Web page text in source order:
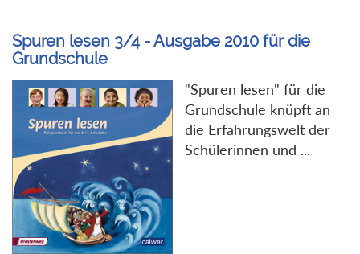
Spuren lesen 3/4 - Ausgabe 2010 für die
Grundschule
"Spuren lesen" für die
Grundschule knüpft an
die Erfahrungswelt der
Schülerinnen und ...